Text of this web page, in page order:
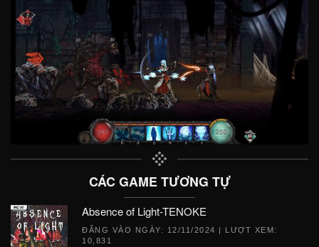
CÁC GAME TƯƠNG TỰ
Absence of Light-TENOKE
ĐĂNG VÀO NGÀY: 12/11/2024 | LƯỢT XEM:
10,831